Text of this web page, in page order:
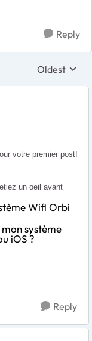
Reply
Replies
Oldest
votre premier post!
un oeil avant
Wifi Orbi
système
iOS ?
Reply